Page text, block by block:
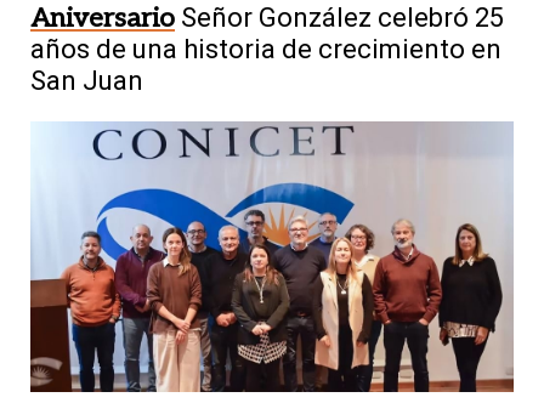
Aniversario Señor González celebró 25
años de una historia de crecimiento en
San Juan